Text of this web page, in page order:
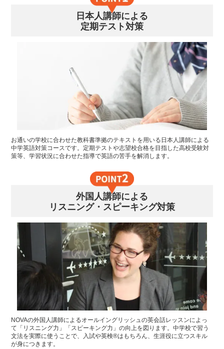
日本人講師による
定期テスト対策
お通いの学校に合わせた教科書準拠のテキストを用いる日本人講師による
中学英語対策コースです。定期テストや志望校合格を目指した高校受験対
策等、学習状況に合わせた指導で英語の苦手を解消します。
外国人講師による
リスニング・スピーキング対策
NOVAの外国人講師によるオールイングリッシュの英会話レッスンによっ
て「リスニング力」「スピーキング力」の向上を図ります。中学校で習う
文法を実際に使うことで、入試や英検®はもちろん、生涯役に立つスキル
が身につきます。